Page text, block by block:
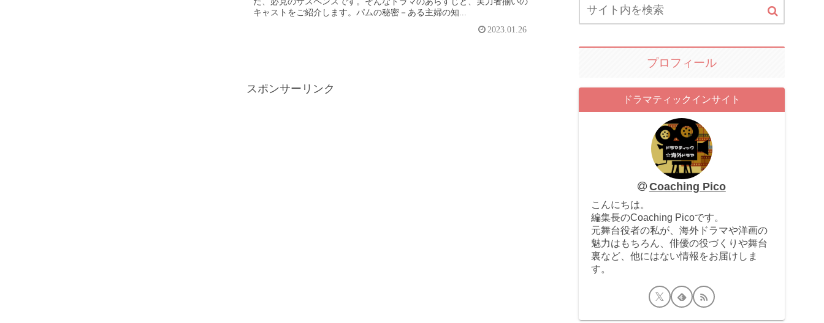
キャストをご紹介します。パムの秘密－ある主婦の知...
2023.01.26
スポンサーリンク
プロフィール
ドラマティックインサイト
Coaching Pico
こんにちは。
編集長のCoaching Picoです。
元舞台役者の私が、海外ドラマや洋画の
魅力はもちろん、俳優の役づくりや舞台
裏など、他にはない情報をお届けしま
す。